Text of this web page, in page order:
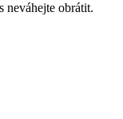
neváhejte obrátit.